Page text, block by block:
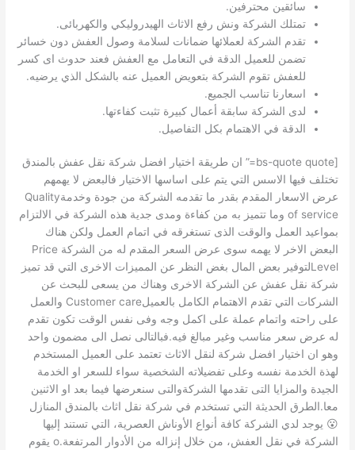
سائقين محترفين.
تمتلك الشركة ونش رفع الاثاث الهيدروليكي والكهربائى.
تقدم الشركة لعملائها ضمانات لسلامة وصول العفش دون خسائر
تضمن للعميل الدقة في التعامل مع العفش فعند حدوث اى كسر
للعفش تقوم الشركة بتعويض العميل عنه بالشكل الذي يرضيه.
اسعارنا تناسب الجميع.
لدى الشركة سابقة أعمال كبيرة تثبت كفاءتها.
الدقة في الاهتمام بكل التفاصيل.
[bs-quote quote=” ان طريقة اختيار افضل شركة نقل عفش بالمندق
تختلف فيها الاسس التي يتم على اساسها الاختيار فالبعض لا يهمهم
عرض الاسعار المقدم بقدر ما تقدمه الشركة من جودة وخدمةQuality
of service وما تتميز به من كفاءة ومدى جدية هذه الشركة في الالتزام
بمواعيد العمل والوقت الذى تستغرقه في اتمام العمل ولكن هناك
البعض الاخر لا يهمه سوى عرض السعر المقدم له من الشركة Price
Levelلتوفير بعض المال بغض النظر عن المميزات الاخرى التي قد تميز
شركة نقل عفش عن الشركة الاخرى وهناك من يسعى للبحث عن
الشركات التي تقدم الاهتمام الكامل بالعميلCustomer care والعمل
على راحته واتمام عملة على اكمل وجه وفى نفس الوقت تكون تقدم
له عرض سعر مناسب وغير مبالغ فيه.فبالتالى نصل الى مضمون واحد
وهو ان اختيار افضل شركة لنقل الاثاث تعتمد على العميل المستخدم
لهذة الخدمة نفسه وعلى تفضيلاته الشخصية سواء للسعر او الخدمة
الجيدة والمزايا التى تقدمها الشركةوالتى سنعرضها فيما بعد او الاثنين
معا.الطرق الحديثة التي تستخدم في شركة نقل اثاث بالمندق المنازل
😮 يوجد لدي الشركة كافة أنواع الأوناش العصرية، التي تستند إليها
الشركة في نقل العفش، من خلال إنزاله من الأدوار المرتفعة.o يقوم